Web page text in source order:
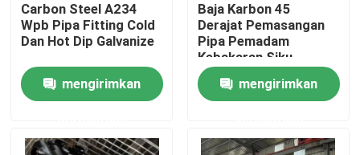
Rumah
Tentang kita
Carbon Steel A234
Wpb Pipa Fitting Cold
Dan Hot Dip Galvanize
mengirimkan
Baja Karbon 45
Derajat Pemasangan
Pipa Pemadam
Kebakaran Siku
mengirimkan